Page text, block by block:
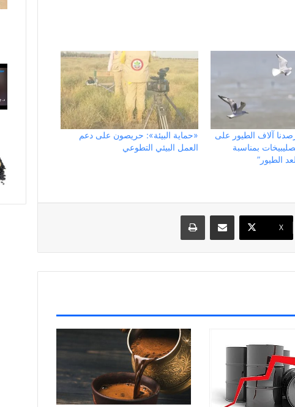
رصدنا آلاف الطيور على
بمناسبة
الطيور”
«حماية البيئة»: حريصون على دعم
العمل البيئي التطوعي
X
مشاركة عبر البريد طباعة